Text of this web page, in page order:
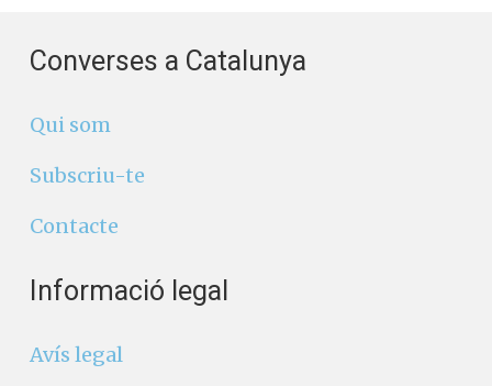
Converses a Catalunya
Qui som
Subscriu-te
Contacte
Informació legal
Avís legal